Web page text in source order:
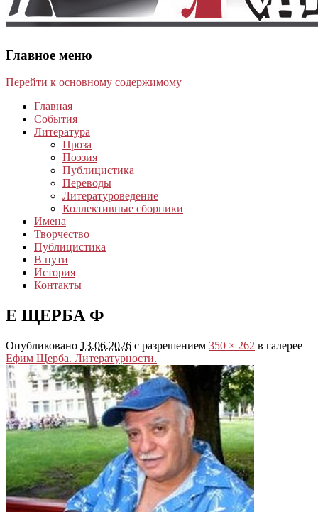
Главное меню
Перейти к основному содержимому
Главная
События
Литература
Проза
Поэзия
Публицистика
Переводы
Литературоведение
Коллективные сборники
Имена
Творчество
Публицистика
В пути
История
Контакты
Е ЩЕРБА Ф
Опубликовано 13.06.2026 с разрешением 350 × 262 в галерее
Ефим Щерба. Литературности.